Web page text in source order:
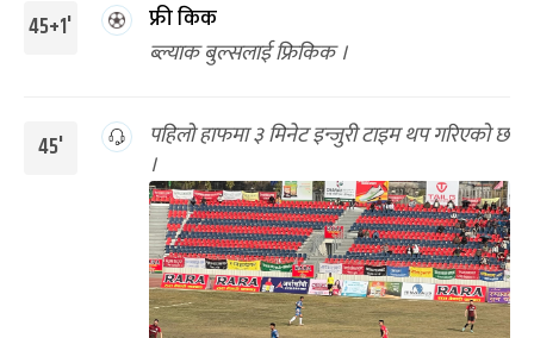
45+1'
फ्री किक
ब्ल्याक बुल्सलाई फ्रिकिक ।
45'
पहिलो हाफमा ३ मिनेट इन्जुरी टाइम थप गरिएको छ
।